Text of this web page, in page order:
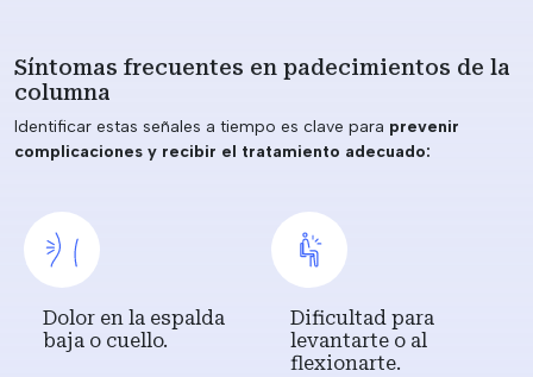
Síntomas frecuentes en padecimientos de la
columna
Identificar estas señales a tiempo es clave para prevenir
complicaciones y recibir el tratamiento adecuado:
Dolor en la espalda
baja o cuello.
Dificultad para
levantarte o al
flexionarte.